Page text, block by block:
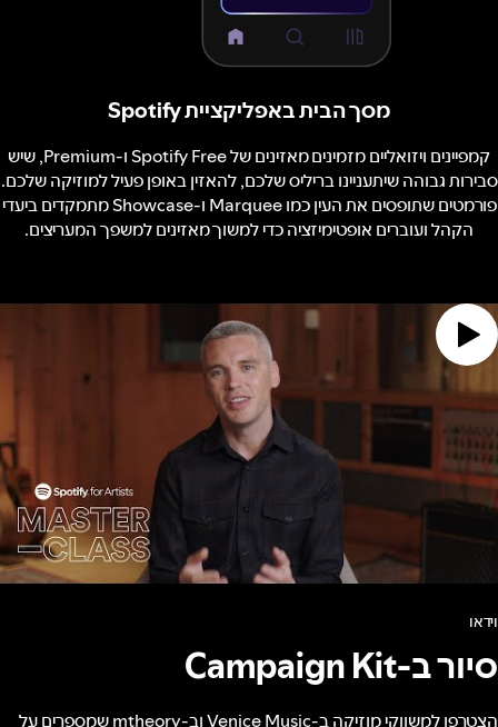
מסך הבית באפליקציית Spotify
קמפיינים ויזואליים מזמינים מאזינים של Spotify Free ו-Premium, שיש
סבירות גבוהה שיתעניינו בריליס שלכם, להאזין באופן פעיל למוזיקה שלכם.
פורמטים שתופסים את העין כמו Marquee ו-Showcase מתמקדים ביעדי
הקהל ועוברים אופטימיזציה כדי למשוך מאזינים למשפך המעריצים.
וידאו
סיור ב-Campaign Kit
הצטרפו למשווקי מוזיקה ב-Venice Music וב-mtheory שמספרים על